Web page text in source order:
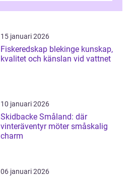
15 januari 2026
Fiskeredskap blekinge kunskap,
kvalitet och känslan vid vattnet
10 januari 2026
Skidbacke Småland: där
vinteräventyr möter småskalig
charm
06 januari 2026